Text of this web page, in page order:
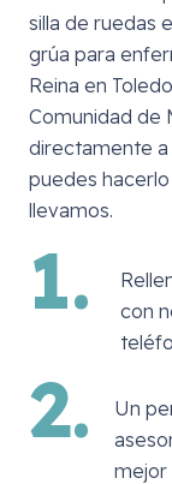
silla de ruedas
grúa para
Reina en Toledo
Comunidad de
directamente a
puedes
llevamos.
1.
con
2.
Un
mejor